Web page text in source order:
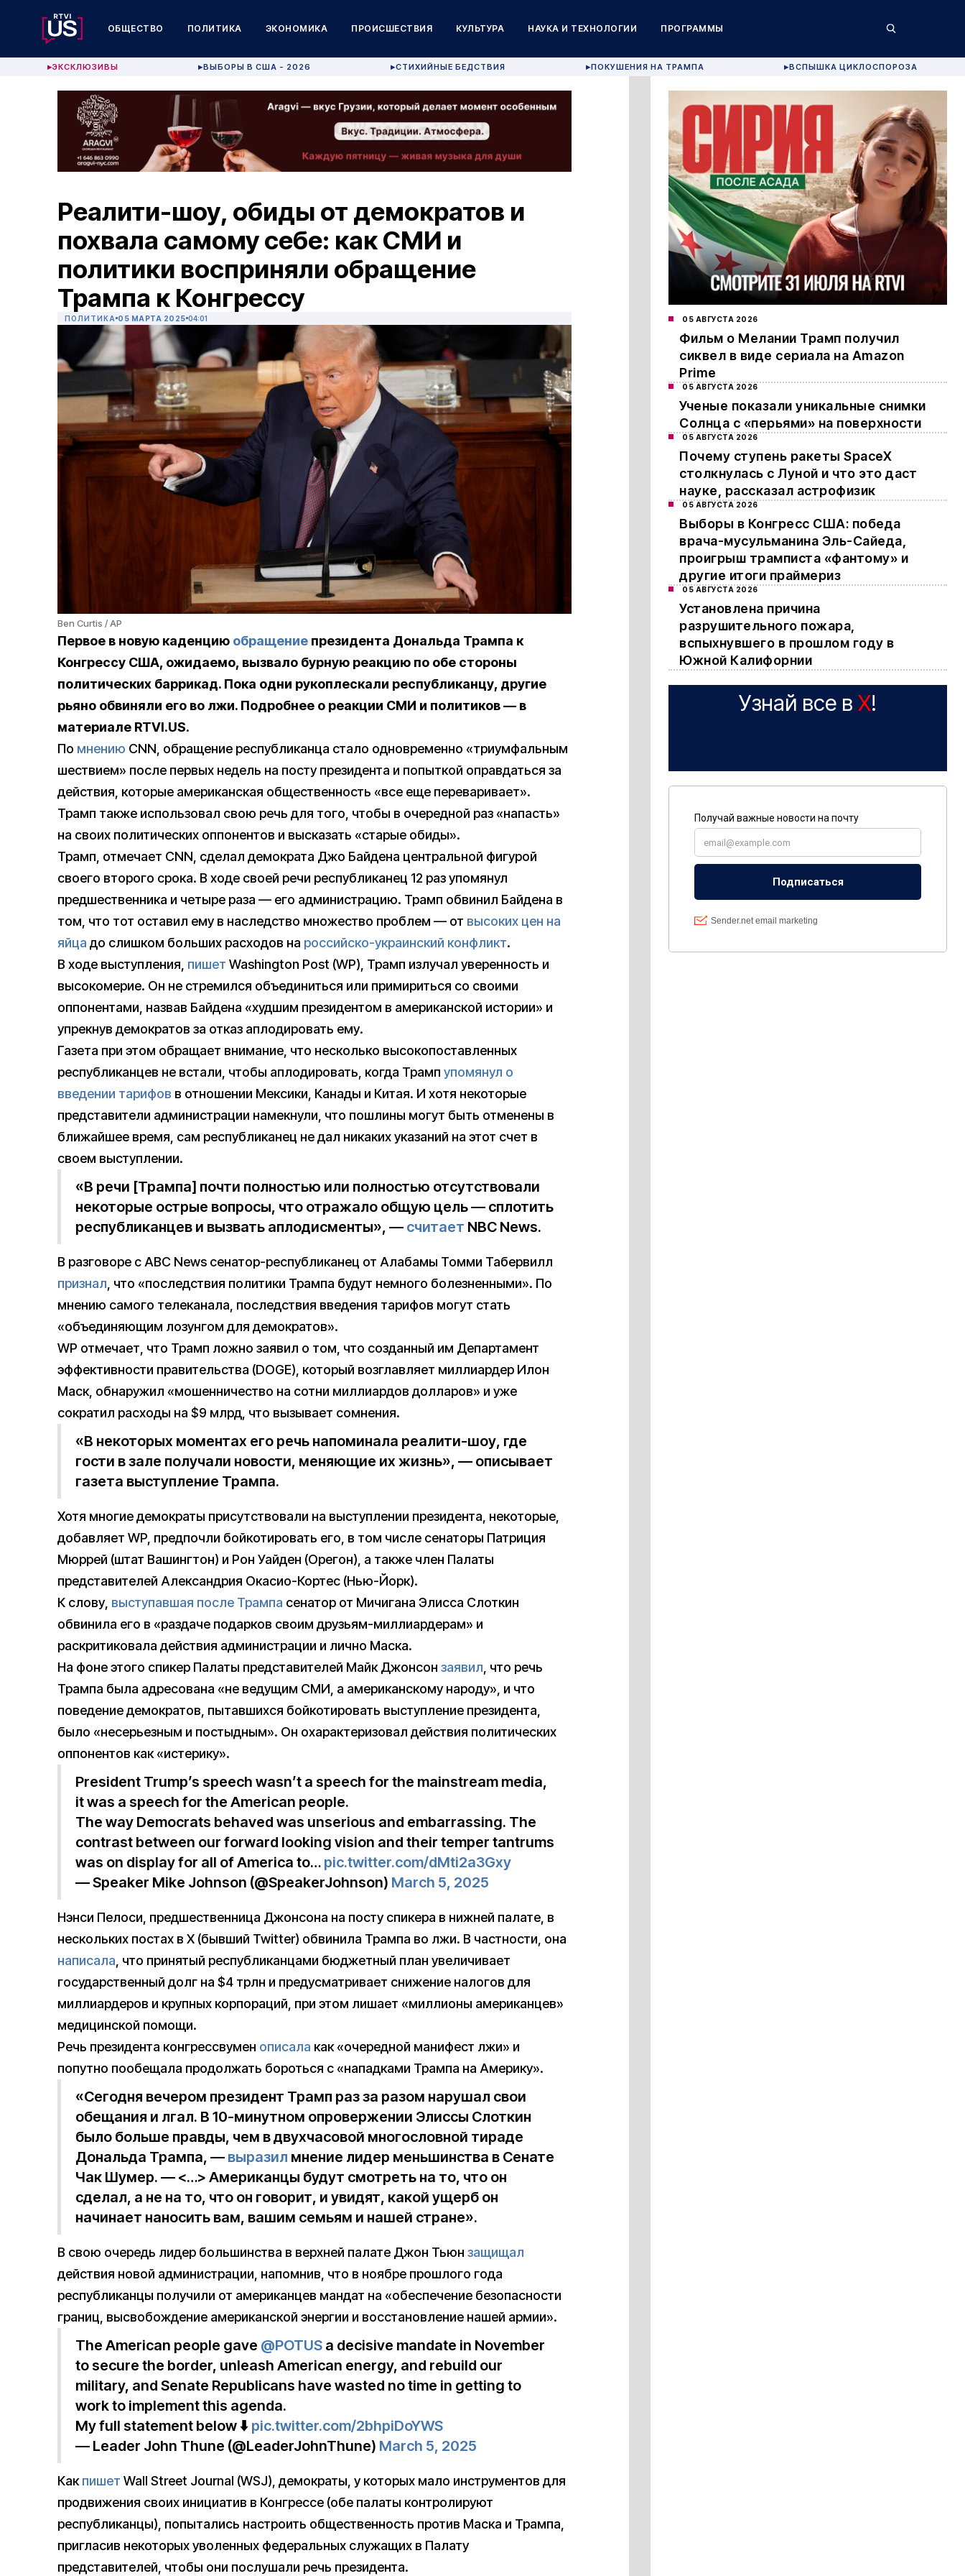
ОБЩЕСТВО ПОЛИТИКА ЭКОНОМИКА ПРОИСШЕСТВИЯ КУЛЬТУРА НАУКА И ТЕХНОЛОГИИ ПРОГРАММЫ
▶ЭКСКЛЮЗИВЫ ▶ВЫБОРЫ В США - 2026 ▶СТИХИЙНЫЕ БЕДСТВИЯ ▶ПОКУШЕНИЯ НА ТРАМПА ▶ВСПЫШКА ЦИКЛОСПОРОЗА
Реалити-шоу, обиды от демократов и
похвала самому себе: как СМИ и
политики восприняли обращение
Трампа к Конгрессу
ПОЛИТИКА 05 МАРТА 2025 04:01
Ben Curtis / AP
Первое в новую каденцию обращение президента Дональда Трампа к
Конгрессу США, ожидаемо, вызвало бурную реакцию по обе стороны
политических баррикад. Пока одни рукоплескали республиканцу, другие
рьяно обвиняли его во лжи. Подробнее о реакции СМИ и политиков — в
материале RTVI.US.
По мнению CNN, обращение республиканца стало одновременно «триумфальным
шествием» после первых недель на посту президента и попыткой оправдаться за
действия, которые американская общественность «все еще переваривает».
Трамп также использовал свою речь для того, чтобы в очередной раз «напасть»
на своих политических оппонентов и высказать «старые обиды».
Трамп, отмечает CNN, сделал демократа Джо Байдена центральной фигурой
своего второго срока. В ходе своей речи республиканец 12 раз упомянул
предшественника и четыре раза — его администрацию. Трамп обвинил Байдена в
том, что тот оставил ему в наследство множество проблем — от высоких цен на
яйца до слишком больших расходов на российско-украинский конфликт.
В ходе выступления, пишет Washington Post (WP), Трамп излучал уверенность и
высокомерие. Он не стремился объединиться или примириться со своими
оппонентами, назвав Байдена «худшим президентом в американской истории» и
упрекнув демократов за отказ аплодировать ему.
Газета при этом обращает внимание, что несколько высокопоставленных
республиканцев не встали, чтобы аплодировать, когда Трамп упомянул о
введении тарифов в отношении Мексики, Канады и Китая. И хотя некоторые
представители администрации намекнули, что пошлины могут быть отменены в
ближайшее время, сам республиканец не дал никаких указаний на этот счет в
своем выступлении.
«В речи [Трампа] почти полностью или полностью отсутствовали
некоторые острые вопросы, что отражало общую цель — сплотить
республиканцев и вызвать аплодисменты», — считает NBC News.
В разговоре с ABC News сенатор-республиканец от Алабамы Томми Табервилл
признал, что «последствия политики Трампа будут немного болезненными». По
мнению самого телеканала, последствия введения тарифов могут стать
«объединяющим лозунгом для демократов».
WP отмечает, что Трамп ложно заявил о том, что созданный им Департамент
эффективности правительства (DOGE), который возглавляет миллиардер Илон
Маск, обнаружил «мошенничество на сотни миллиардов долларов» и уже
сократил расходы на $9 млрд, что вызывает сомнения.
«В некоторых моментах его речь напоминала реалити-шоу, где
гости в зале получали новости, меняющие их жизнь», — описывает
газета выступление Трампа.
Хотя многие демократы присутствовали на выступлении президента, некоторые,
добавляет WP, предпочли бойкотировать его, в том числе сенаторы Патриция
Мюррей (штат Вашингтон) и Рон Уайден (Орегон), а также член Палаты
представителей Александрия Окасио-Кортес (Нью-Йорк).
К слову, выступавшая после Трампа сенатор от Мичигана Элисса Слоткин
обвинила его в «раздаче подарков своим друзьям-миллиардерам» и
раскритиковала действия администрации и лично Маска.
На фоне этого спикер Палаты представителей Майк Джонсон заявил, что речь
Трампа была адресована «не ведущим СМИ, а американскому народу», и что
поведение демократов, пытавшихся бойкотировать выступление президента,
было «несерьезным и постыдным». Он охарактеризовал действия политических
оппонентов как «истерику».
President Trump’s speech wasn’t a speech for the mainstream media,
it was a speech for the American people.
The way Democrats behaved was unserious and embarrassing. The
contrast between our forward looking vision and their temper tantrums
was on display for all of America to… pic.twitter.com/dMti2a3Gxy
— Speaker Mike Johnson (@SpeakerJohnson) March 5, 2025
Нэнси Пелоси, предшественница Джонсона на посту спикера в нижней палате, в
нескольких постах в X (бывший Twitter) обвинила Трампа во лжи. В частности, она
написала, что принятый республиканцами бюджетный план увеличивает
государственный долг на $4 трлн и предусматривает снижение налогов для
миллиардеров и крупных корпораций, при этом лишает «миллионы американцев»
медицинской помощи.
Речь президента конгрессвумен описала как «очередной манифест лжи» и
попутно пообещала продолжать бороться с «нападками Трампа на Америку».
«Сегодня вечером президент Трамп раз за разом нарушал свои
обещания и лгал. В 10-минутном опровержении Элиссы Слоткин
было больше правды, чем в двухчасовой многословной тираде
Дональда Трампа, — выразил мнение лидер меньшинства в Сенате
Чак Шумер. — <…> Американцы будут смотреть на то, что он
сделал, а не на то, что он говорит, и увидят, какой ущерб он
начинает наносить вам, вашим семьям и нашей стране».
В свою очередь лидер большинства в верхней палате Джон Тьюн защищал
действия новой администрации, напомнив, что в ноябре прошлого года
республиканцы получили от американцев мандат на «обеспечение безопасности
границ, высвобождение американской энергии и восстановление нашей армии».
The American people gave @POTUS a decisive mandate in November
to secure the border, unleash American energy, and rebuild our
military, and Senate Republicans have wasted no time in getting to
work to implement this agenda.
My full statement below ⬇️ pic.twitter.com/2bhpiDoYWS
— Leader John Thune (@LeaderJohnThune) March 5, 2025
Какпишет Wall Street Journal (WSJ), демократы, у которых мало инструментов для
продвижения своих инициатив в Конгрессе (обе палаты контролируют
республиканцы), попытались настроить общественность против Маска и Трампа,
пригласив некоторых уволенных федеральных служащих в Палату
представителей, чтобы они послушали речь президента.
05 АВГУСТА 2026
Фильм о Мелании Трамп получил
сиквел в виде сериала на Amazon
Prime
05 АВГУСТА 2026
Ученые показали уникальные снимки
Солнца с «перьями» на поверхности
05 АВГУСТА 2026
Почему ступень ракеты SpaceX
столкнулась с Луной и что это даст
науке, рассказал астрофизик
05 АВГУСТА 2026
Выборы в Конгресс США: победа
врача-мусульманина Эль-Сайеда,
проигрыш трамписта «фантому» и
другие итоги праймериз
05 АВГУСТА 2026
Установлена причина
разрушительного пожара,
вспыхнувшего в прошлом году в
Южной Калифорнии
Узнай все в X!